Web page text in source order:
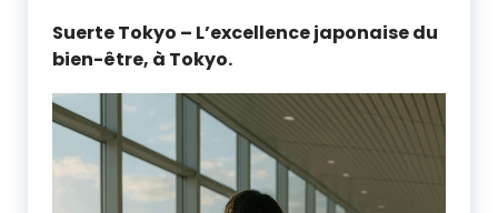
Suerte Tokyo – L’excellence japonaise du
bien-être, à Tokyo.